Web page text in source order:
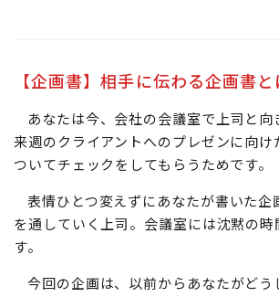
【企画書】相手に伝わる企画書と
あなたは今、会社の会議室で上司と向
来週のクライアントへのプレゼンに向け
ついてチェックをしてもらうためです。
表情ひとつ変えずにあなたが書いた企
を通していく上司。会議室には沈黙の時
す。
今回の企画は、以前からあなたがどう